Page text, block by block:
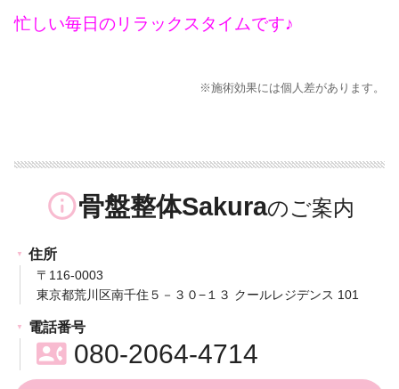
忙しい毎日のリラックスタイムです♪
※施術効果には個人差があります。
info_outline骨盤整体Sakura
住所
〒116-0003
東京都荒川区南千住５－３０−１３ クールレジデンス 101
電話番号
contact_phone 080-2064-4714